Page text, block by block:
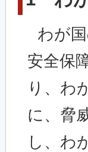
わが
安全保
り、わ
に、脅
し、わ